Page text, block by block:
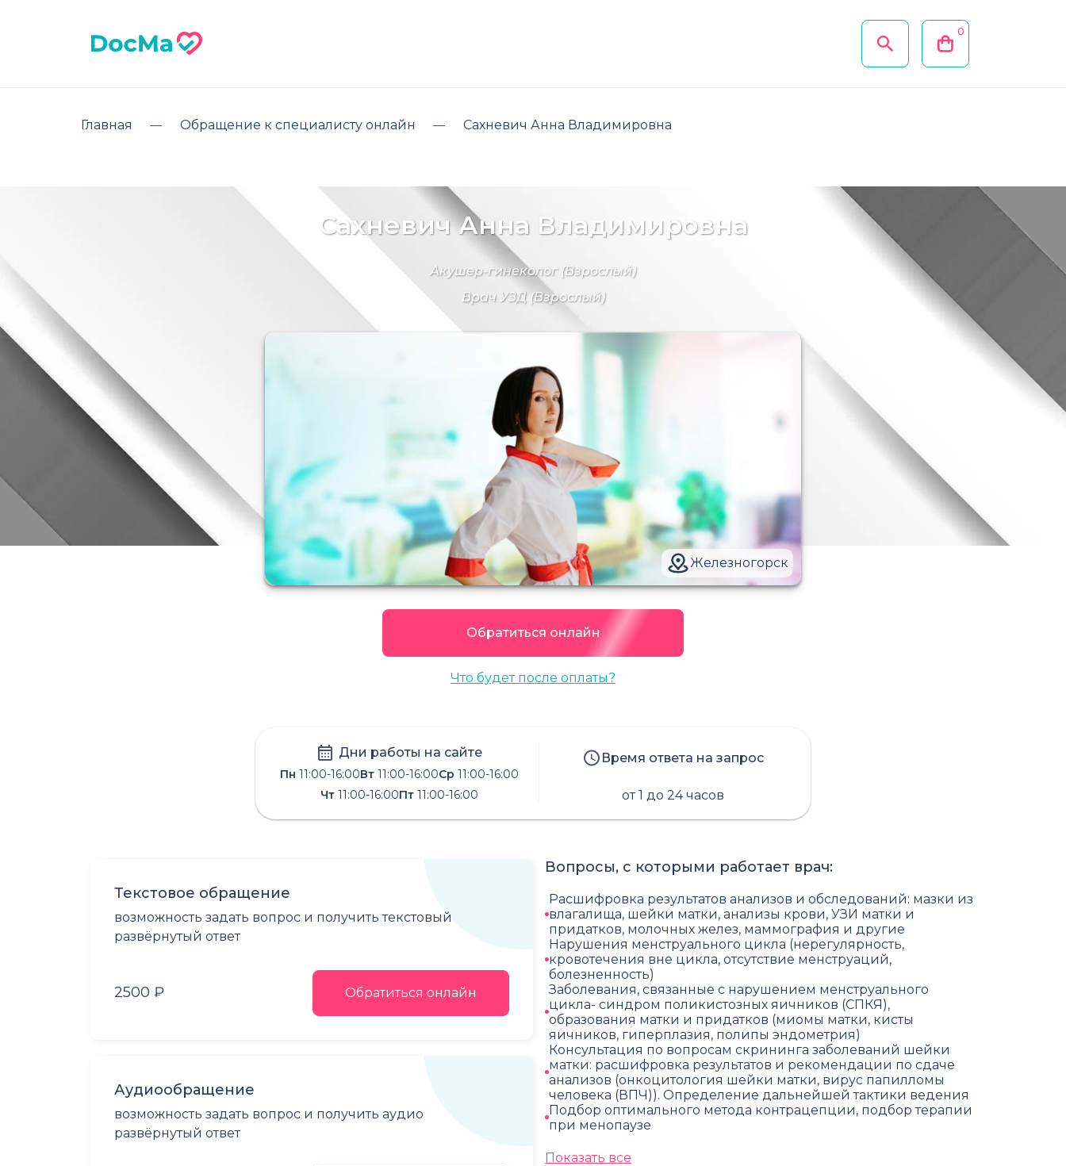
0
Главная Обращение к специалисту онлайн Сахневич Анна Владимировна
Сахневич Анна Владимировна
Акушер-гинеколог(Взрослый)
Врач УЗД(Взрослый)
Железногорск
Обратиться онлайн
Что будет после оплаты?
Дни работы на сайте
Пн 11:00-16:00Вт11:00-16:00Ср 11:00-16:00
Чт11:00-16:00Пт11:00-16:00
Время ответа на запрос
от 1 до 24 часов
Текстовое обращение
возможность задать вопрос и получить текстовый
развёрнутый ответ
2500 ₽ Обратиться онлайн
Аудиообращение
возможность задать вопрос и получить аудио
развёрнутый ответ
Вопросы, с которыми работает врач:
Расшифровка результатов анализов и обследований: мазки из
влагалища, шейки матки, анализы крови, УЗИ матки и
придатков, молочных желез, маммография и другие
Нарушения менструального цикла (нерегулярность,
кровотечения вне цикла, отсутствие менструаций,
болезненность)
Заболевания, связанные с нарушением менструального
цикла- синдром поликистозных яичников (СПКЯ),
образования матки и придатков (миомы матки, кисты
яичников, гиперплазия, полипы эндометрия)
Консультация по вопросам скрининга заболеваний шейки
матки: расшифровка результатов и рекомендации по сдаче
анализов (онкоцитология шейки матки, вирус папилломы
человека (ВПЧ)). Определение дальнейшей тактики ведения
Подбор оптимального метода контрацепции, подбор терапии
при менопаузе
Показать все